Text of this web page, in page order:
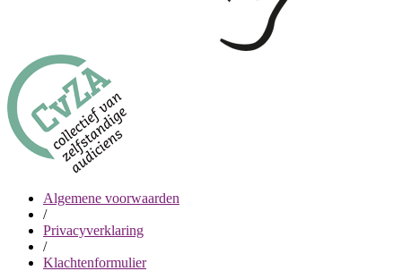
Algemene voorwaarden
/
Privacyverklaring
/
Klachtenformulier